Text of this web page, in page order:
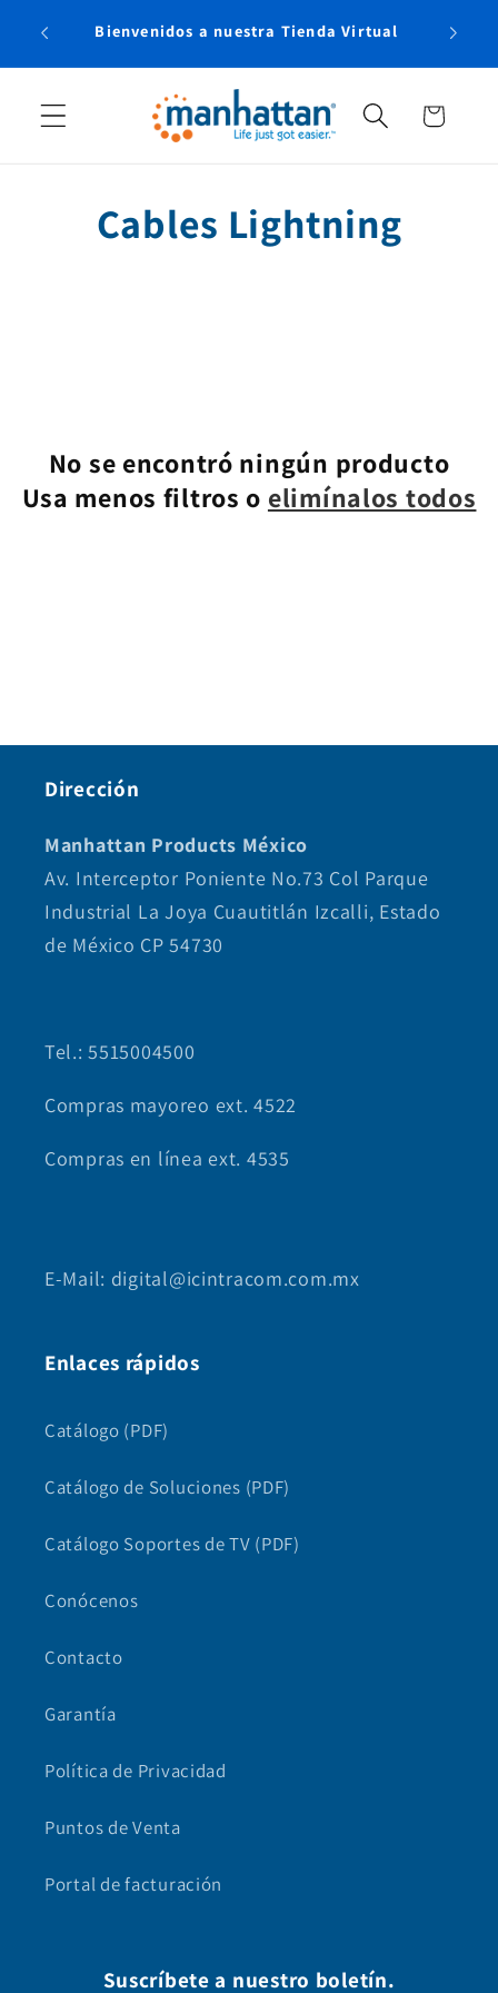
directamenteBienvenidos a nuestra Tienda Virtual
Carrito
C
c
Cables Lightning
No se encontró ningún producto
Usa menos filtros o elimínalos todos
Dirección
Manhattan Products México
Av. Interceptor Poniente No.73 Col Parque
Industrial La Joya Cuautitlán Izcalli, Estado
de México CP 54730
Tel.: 5515004500
Compras mayoreo ext. 4522
Compras en línea ext. 4535
E-Mail: digital@icintracom.com.mx
Enlaces rápidos
Catálogo (PDF)
Catálogo de Soluciones (PDF)
Catálogo Soportes de TV (PDF)
Conócenos
Contacto
Garantía
Política de Privacidad
Puntos de Venta
Portal de facturación
Suscríbete a nuestro boletín.